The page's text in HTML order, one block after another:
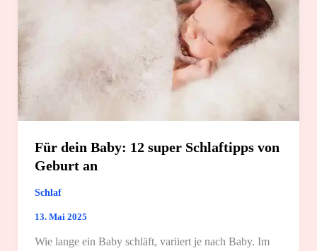
Für dein Baby: 12 super Schlaftipps von
Geburt an
Schlaf
13. Mai 2025
Wie lange ein Baby schläft, variiert je nach Baby. Im